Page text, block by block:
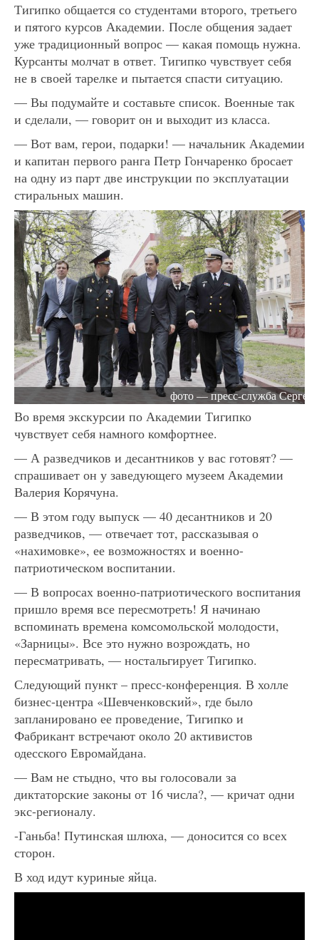
Тигипко общается со студентами второго, третьего
и пятого курсов Академии. После общения задает
уже традиционный вопрос — какая помощь нужна.
Курсанты молчат в ответ. Тигипко чувствует себя
не в своей тарелке и пытается спасти ситуацию.
— Вы подумайте и составьте список. Военные так
и сделали, — говорит он и выходит из класса.
— Вот вам, герои, подарки! — начальник Академии
и капитан первого ранга Петр Гончаренко бросает
на одну из парт две инструкции по эксплуатации
стиральных машин.
фото — пресс-служба Сергея
Во время экскурсии по Академии Тигипко
чувствует себя намного комфортнее.
— А разведчиков и десантников у вас готовят? —
спрашивает он у заведующего музеем Академии
Валерия Корячуна.
— В этом году выпуск — 40 десантников и 20
разведчиков, — отвечает тот, рассказывая о
«нахимовке», ее возможностях и военно-
патриотическом воспитании.
— В вопросах военно-патриотического воспитания
пришло время все пересмотреть! Я начинаю
вспоминать времена комсомольской молодости,
«Зарницы». Все это нужно возрождать, но
пересматривать, — ностальгирует Тигипко.
Следующий пункт – пресс-конференция. В холле
бизнес-центра «Шевченковский», где было
запланировано ее проведение, Тигипко и
Фабрикант встречают около 20 активистов
одесского Евромайдана.
— Вам не стыдно, что вы голосовали за
диктаторские законы от 16 числа?, — кричат одни
экс-регионалу.
-Ганьба! Путинская шлюха, — доносится со всех
сторон.
В ход идут куриные яйца.